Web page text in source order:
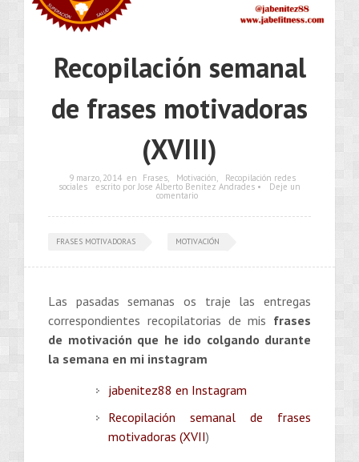
Recopilación semanal
de frases motivadoras
(XVIII)
9 marzo, 2014 en Frases Motivación Recopilación redes
sociales escrito por Jose Alberto Benítez Andrades • Deje un
comentario
FRASES MOTIVADORAS MOTIVACIÓN
Las pasadas semanas os traje las entregas
correspondientes recopilatorias de mis frases
de motivación que he ido colgando durante
la semana en mi instagram
jabenitez88 en Instagram
Recopilación semanal de frases
motivadoras (XVII)